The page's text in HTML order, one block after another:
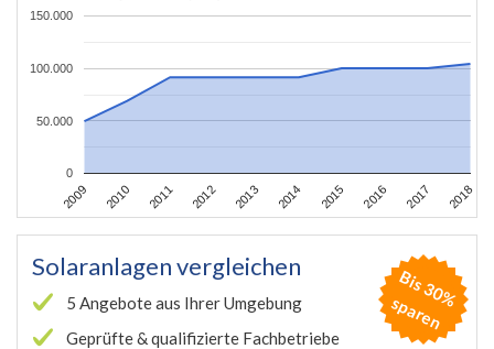
2009 2010 2011 2012 2013 2014 2015 2016 2017 2018
0
50.000
100.000
150.000
Solaranlagen vergleichen
5 Angebote aus Ihrer Umgebung
Geprüfte & qualifizierte Fachbetriebe
B
is
3
0
%
s
p
a
r
e
n